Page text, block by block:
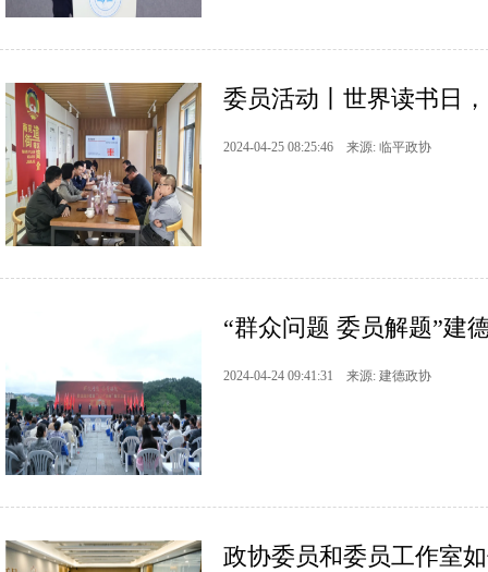
委员活动丨世界读书日
2024-04-25 08:25:46 来源: 临平政协
“群众问题 委员解题”建
2024-04-24 09:41:31 来源: 建德政协
政协委员和委员工作室